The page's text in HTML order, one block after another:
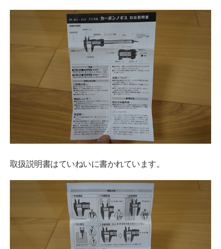
取扱説明書はていねいに書かれています。